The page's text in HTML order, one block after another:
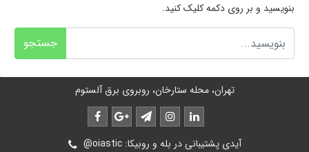
بنویسید و بر روی دکمه کلیک کنید.
جستجو
تهران، محله ستارخان، روبروی برق آلستوم
@oiastic :آیدی پشتیبانی در بله و روبیکا